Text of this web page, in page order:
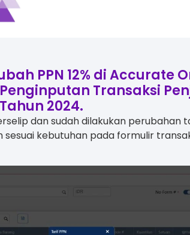
PPN 12% di Accurate
Transaksi
2024.
dan sudah dilakukan perubahan
sesuai kebutuhan pada formulir